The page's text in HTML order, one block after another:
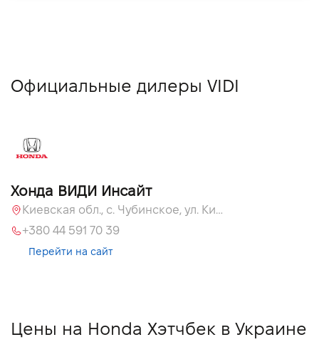
Официальные дилеры VIDI
Хонда ВИДИ Инсайт
Киевская обл., c. Чубинское, ул. Киевская, 55
+380 44 591 70 39
Перейти на сайт
Цены на Honda Хэтчбек в Украине